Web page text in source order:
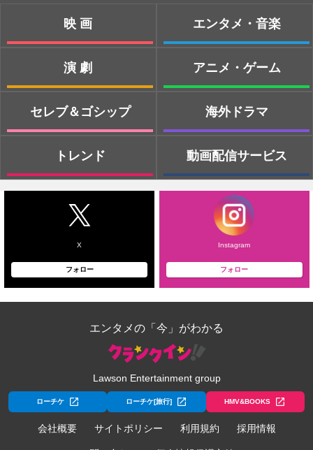
映画
演劇
セレブ＆ゴシップ
トレンド
エンタメ・音楽
アニメ・ゲーム
海外ドラマ
動画配信サービス
X
フォロー
Instagram
フォロー
エンタメの「今」がわかる
Lawson Entertainment group
ローチケ ローチケ[旅行] HMV&BOOKS
会社概要 サイトポリシー 利用規約 採用情報